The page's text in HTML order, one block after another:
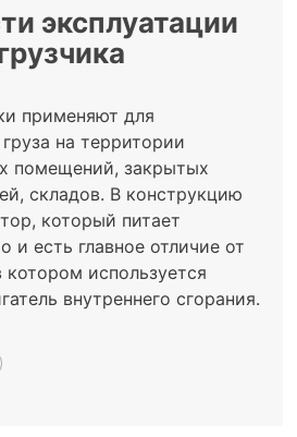
эксплуатации
применяют для
на территории
помещений, закрытых
складов. В конструкцию
который питает
и есть главное отличие от
котором используется
внутреннего сгорания.